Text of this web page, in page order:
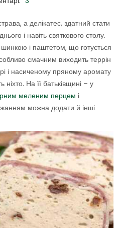
а делікатес, здатний стати
і навіть святкового столу.
і паштетом, що готується
смачним виходить террін
і насиченому пряному аромату
На її батьківщині – у
меленим перцем і
можна додати й інші